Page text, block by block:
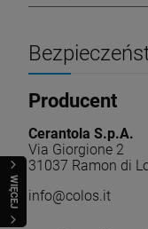
WIĘCEJ
Producent
Cerantola S.p.A.
Via Giorgione 2
31037 Ramon di
info@colos.it